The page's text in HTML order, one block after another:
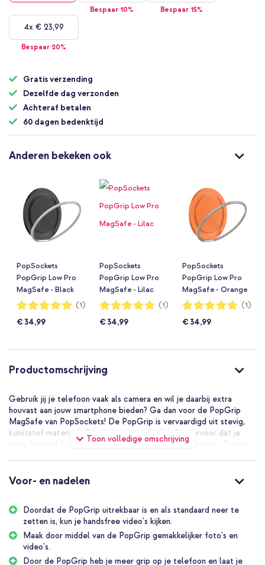
Bespaar 10% Bespaar 15%
4x € 23,99
Bespaar 20%
Gratis verzending
Dezelfde dag verzonden
Achteraf betalen
60 dagen bedenktijd
Anderen bekeken ook
PopSockets
PopGrip Low Pro
MagSafe - Black
Waardering:
100%
(1)
€ 34,99
PopSockets
PopGrip Low Pro
MagSafe - Lilac
Waardering:
100%
(1)
€ 34,99
PopSockets
PopGrip Low Pro
MagSafe - Orange
Waardering:
100%
(1)
€ 34,99
Productomschrijving
Toon volledige omschrijving
Gebruik jij je telefoon vaak als camera en wil je daarbij extra
houvast aan jouw smartphone bieden? Ga dan voor de PopGrip
MagSafe van PopSockets! De PopGrip is vervaardigd uit stevig,
kunststof materiaal. Daarnaast zorgt de PopGrip ervoor dat je
meer houvast hebt bij het bedienen van jouw smartphone. Dankzij
kun je uittrekken om als standaard neer te zetten, super handig bij
ze in de knoop raken. Tot slot geef je jouw smartphone dankzij de
PopGrip een uniek uiterlijk. De PopTop is afneembaar, dit zorgt er
voor dat je kunt variëren met verschillende tops. Hierdoor kun je
altijd matchen met je telefoon of tablethoesje.
Voor- en nadelen
Doordat de PopGrip uitrekbaar is en als standaard neer te
zetten is, kun je handsfree video's kijken.
Maak door middel van de PopGrip gemakkelijker foto's en
video's.
Door de PopGrip heb je meer grip op je telefoon en laat je